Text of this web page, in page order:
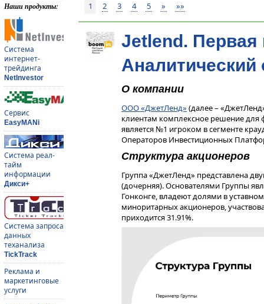
Наши продукты:
Система
интернет-
трейдинга
NetInvestor
Сервис
EasyMANi
Система реал-
тайм
информации
Дикси+
Система запроса
данных
теханализа
TickTrack
Реклама и
маркетинговые
услуги
1 2 3 4 5 » »»
Jetlend. Первая
Аналитический
О компании
ООО «ДжетЛенд» (далее –
клиентам комплексное решение
является №1 игроком в сегменте
Операторов Инвестиционных
Структура акционеров
Группа «ДжетЛенд» представлена
(дочерняя). Основателями Группы
Гонконге, владеют долями в
миноритарных акционеров,
приходится 31.91%.